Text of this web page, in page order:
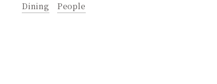
Dining People